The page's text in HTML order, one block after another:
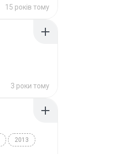
15 років тому
3 роки тому
2013